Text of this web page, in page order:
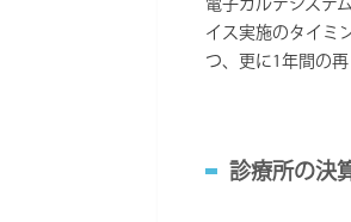
電子カルテシステ
イス実施のタイミ
つ、更に1年間の
診療所の決